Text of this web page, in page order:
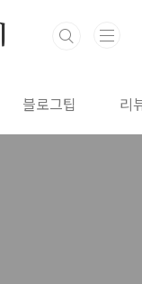
블로그팁 리